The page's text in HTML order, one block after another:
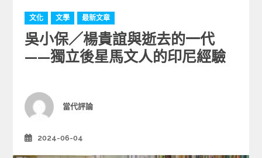
C
a
t
i
e
文化 文學 最新文章
吳小保／楊貴誼與逝去的一代
——獨立後星馬文人的印尼經驗
Author
當代評論
2024-06-04